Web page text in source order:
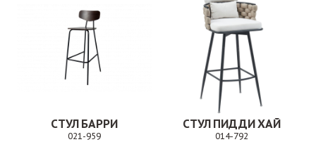
СТУЛ БАРРИ
021-959
СТУЛ ПИДДИ ХАЙ
014-792